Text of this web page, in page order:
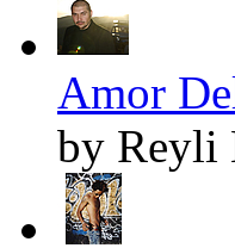
Amor
by Reyli